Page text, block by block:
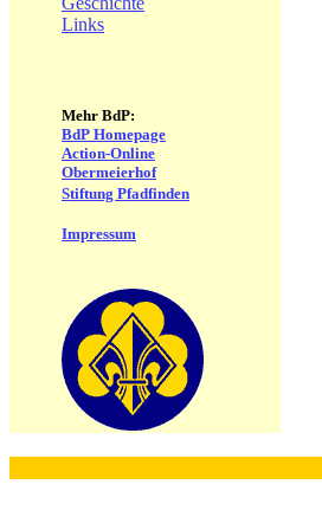
Links
Mehr BdP:
BdP Homepage
Action-Online
Obermeierhof
Stiftung Pfadfinden
Impressum